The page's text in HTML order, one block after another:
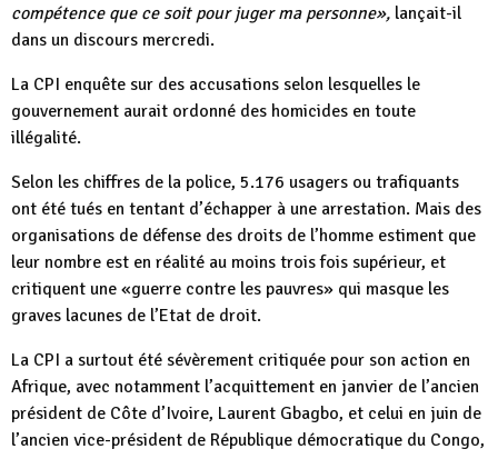
compétence que ce soit pour juger ma personne», lançait-il
dans un discours mercredi.
La CPI enquête sur des accusations selon lesquelles le
gouvernement aurait ordonné des homicides en toute
illégalité.
Selon les chiffres de la police, 5.176 usagers ou trafiquants
ont été tués en tentant d’échapper à une arrestation. Mais des
organisations de défense des droits de l’homme estiment que
leur nombre est en réalité au moins trois fois supérieur, et
critiquent une «guerre contre les pauvres» qui masque les
graves lacunes de l’Etat de droit.
La CPI a surtout été sévèrement critiquée pour son action en
Afrique, avec notamment l’acquittement en janvier de l’ancien
président de Côte d’Ivoire, Laurent Gbagbo, et celui en juin de
l’ancien vice-président de République démocratique du Congo,